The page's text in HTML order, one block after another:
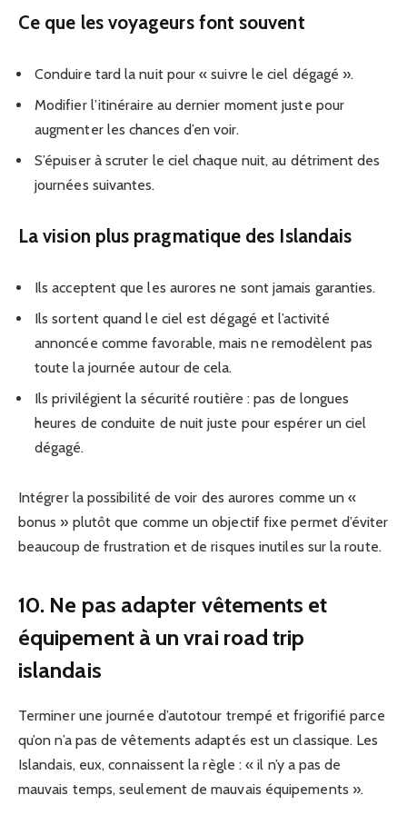
Ce que les voyageurs font souvent
Conduire tard la nuit pour « suivre le ciel dégagé ».
Modifier l’itinéraire au dernier moment juste pour
augmenter les chances d’en voir.
S’épuiser à scruter le ciel chaque nuit, au détriment des
journées suivantes.
La vision plus pragmatique des Islandais
Ils acceptent que les aurores ne sont jamais garanties.
Ils sortent quand le ciel est dégagé et l’activité
annoncée comme favorable, mais ne remodèlent pas
toute la journée autour de cela.
Ils privilégient la sécurité routière : pas de longues
heures de conduite de nuit juste pour espérer un ciel
dégagé.
Intégrer la possibilité de voir des aurores comme un «
bonus » plutôt que comme un objectif fixe permet d’éviter
beaucoup de frustration et de risques inutiles sur la route.
10. Ne pas adapter vêtements et
équipement à un vrai road trip
islandais
Terminer une journée d’autotour trempé et frigorifié parce
qu’on n’a pas de vêtements adaptés est un classique. Les
Islandais, eux, connaissent la règle : « il n’y a pas de
mauvais temps, seulement de mauvais équipements ».